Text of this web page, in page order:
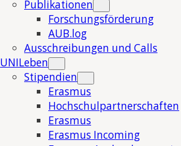
Publikationen
Forschungsförderung
AUB.log
Ausschreibungen und Calls
UNILeben
Stipendien
Erasmus
Hochschulpartnerschaften
Erasmus
Erasmus Incoming